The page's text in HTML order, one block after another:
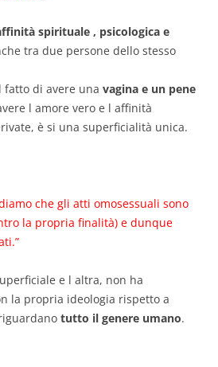
spirituale , psicologica e
tra due persone dello stesso
fatto di avere una vagina e un pene
l amore vero e l affinità
è si una superficialità unica.
che gli atti omosessuali sono
la propria finalità) e dunque
e l altra, non ha
la propria ideologia rispetto a
tutto il genere umano.